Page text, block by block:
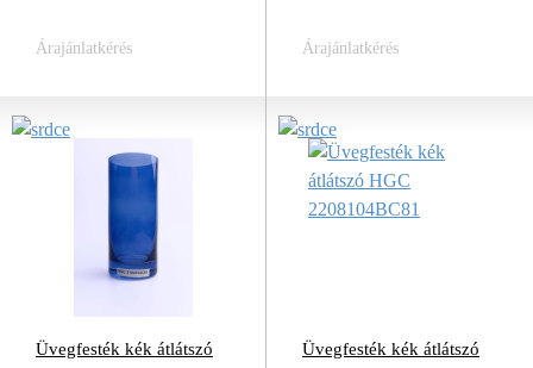
Árajánlatkérés Árajánlatkérés
Üvegfesték kék átlátszó
Üvegfesték kék átlátszó